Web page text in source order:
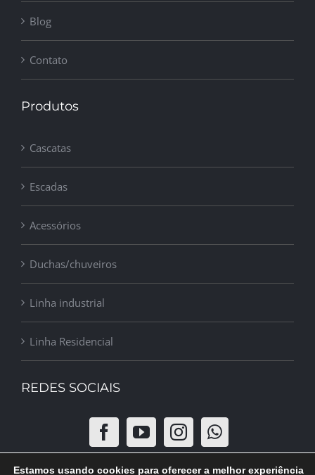
Blog
Contato
Produtos
Cascatas
Escadas
Acessórios
Duchas/chuveiros
Linha industrial
Linha Residencial
REDES SOCIAIS
Estamos usando cookies para oferecer a melhor experiência